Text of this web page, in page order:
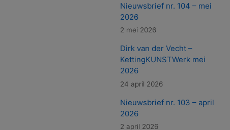
Nieuwsbrief nr. 104 – mei
2026
2 mei 2026
Dirk van der Vecht –
KettingKUNSTWerk mei
2026
24 april 2026
Nieuwsbrief nr. 103 – april
2026
2 april 2026